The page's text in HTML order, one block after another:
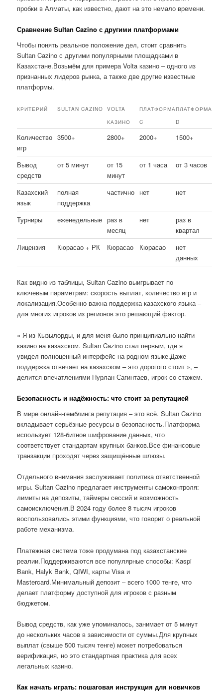
пробки в Алматы, как известно, дают на это немало времени.
Сравнение Sultan Cazino с другими платформами
Чтобы понять реальное положение дел, стоит сравнить
Sultan Cazino с другими популярными площадками в
Казахстане.Возьмём для примера Volta казино – одного из
признанных лидеров рынка, а также две другие известные
платформы.
КРИТЕРИЙ SULTAN CAZINO
VOLTA
КАЗИНО
ПЛАТФОРМА
C
ПЛАТФОРМА
D
Количество
игр
3500+ 2800+ 2000+ 1500+
Вывод
средств
от 5 минут
от 15
минут
от 1 часа от 3 часов
Казахский
язык
полная
поддержка
частично нет нет
Турниры еженедельные раз в
месяц
нет
раз в
квартал
Лицензия
Кюрасао + РК Кюрасао Кюрасао
нет
данных
Как видно из таблицы, Sultan Cazino выигрывает по
ключевым параметрам: скорость выплат, количество игр и
локализация.Особенно важна поддержка казахского языка –
для многих игроков из регионов это решающий фактор.
« Я из Кызылорды, и для меня было принципиально найти
казино на казахском. Sultan Cazino стал первым, где я
увидел полноценный интерфейс на родном языке.Даже
поддержка отвечает на казахском – это дорогого стоит », –
делится впечатлениями Нурлан Сагинтаев, игрок со стажем.
Безопасность и надёжность: что стоит за репутацией
В мире онлайн-гемблинга репутация – это всё. Sultan Cazino
вкладывает серьёзные ресурсы в безопасность.Платформа
использует 128-битное шифрование данных, что
соответствует стандартам крупных банков.Все финансовые
транзакции проходят через защищённые шлюзы.
Отдельного внимания заслуживает политика ответственной
игры. Sultan Cazino предлагает инструменты самоконтроля:
лимиты на депозиты, таймеры сессий и возможность
самоисключения.В 2024 году более 8 тысяч игроков
воспользовались этими функциями, что говорит о реальной
работе механизма.
Платежная система тоже продумана под казахстанские
реалии.Поддерживаются все популярные способы: Kaspi
Bank, Halyk Bank, QIWI, карты Visa и
Mastercard.Минимальный депозит – всего 1000 тенге, что
делает платформу доступной для игроков с разным
бюджетом.
Вывод средств, как уже упоминалось, занимает от 5 минут
до нескольких часов в зависимости от суммы.Для крупных
выплат (свыше 500 тысяч тенге) может потребоваться
верификация, но это стандартная практика для всех
легальных казино.
Как начать играть: пошаговая инструкция для новичков